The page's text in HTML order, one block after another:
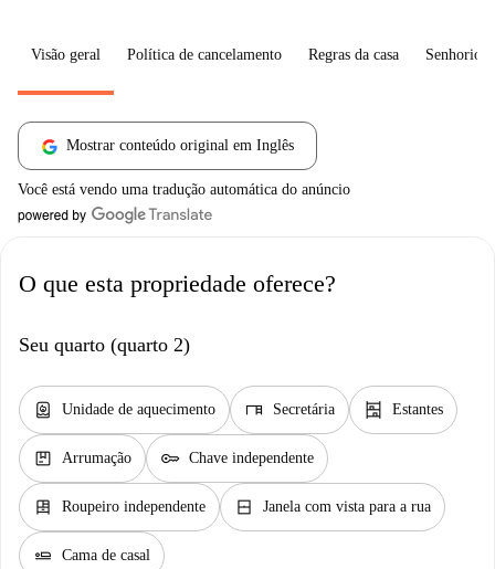
Visão geral Política de cancelamento Regras da casa Senhorio
Mostrar conteúdo original em Inglês
Você está vendo uma tradução automática do anúncio
O que esta propriedade oferece?
Seu quarto (quarto 2)
water_heater Unidade de aquecimento desk Secretária shelves Estantes
package Arrumação key Chave independente
dresser Roupeiro independente window_closed Janela com vista para a rua
airline_seat_flat Cama de casal